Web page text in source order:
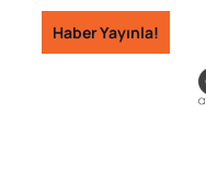
İçeriğe
geç
Haber Yayınla!